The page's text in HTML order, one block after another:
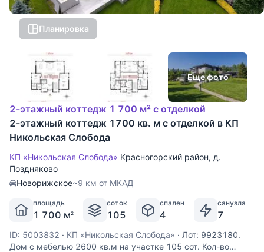
Планировка
Еще фото
2-этажный коттедж 1 700 м² с отделкой
2-этажный коттедж 1700 кв. м с отделкой в КП
Никольская Слобода
КП «Никольская Слобода» Красногорский район, д.
Поздняково
Новорижское~9 км от МКАД
площадь
1 700 м2
соток
105
спален
4
санузла
7
ID: 5003832 · КП «Никольская Слобода» · Лот: 9923180.
Дом с мебелью 2600 кв.м на участке 105 cот. Кол-во